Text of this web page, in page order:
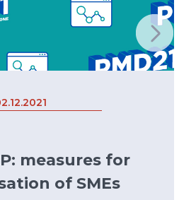
measures for
of SMEs